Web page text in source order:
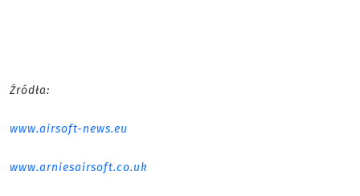
Źródła:
www.airsoft-news.eu
www.arniesairsoft.co.uk